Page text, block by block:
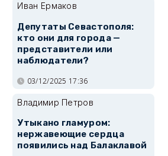
Иван Ермаков
Депутаты Севастополя:
кто они для города —
представители или
наблюдатели?
03/12/2025 17:36
Владимир Петров
Утыкано гламуром:
нержавеющие сердца
появились над Балаклавой